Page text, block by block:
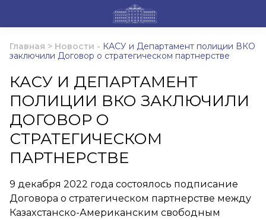
Главная > Новости - КАСУ и Департамент полиции ВКО
заключили Договор о стратегическом партнерстве
КАСУ И ДЕПАРТАМЕНТ
ПОЛИЦИИ ВКО ЗАКЛЮЧИЛИ
ДОГОВОР О
СТРАТЕГИЧЕСКОМ
ПАРТНЕРСТВЕ
9 декабря 2022 года состоялось подписание
Договора о стратегическом партнерстве между
Казахстанско-Американским свободным